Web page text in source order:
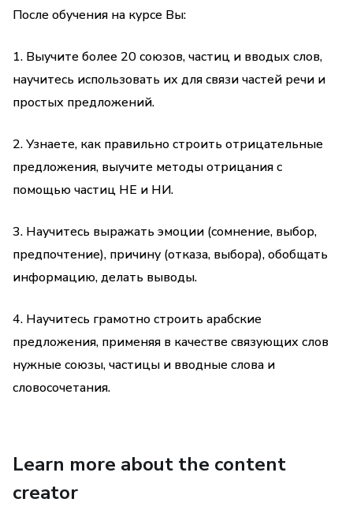
ТОЛЬКО…КАК; КАК ТОЛЬКО.
6-й урок посвящен противительным и
уступительным союзам: НО; ХОТЯ; НО ТОЛЬКО;
НЕСМОТРЯ НА.
Противительные союзы соединяют между собой
однородные члены предложения и равноправные
части в сложносочиненном предложении. Они
служат для сопоставления или противопоставления
одного слова или предложения другому.
Уступительные союзы используются в
уступки и служат для выражения уступки, допущения
чего-нибудь.
Урок 7. Вводные слова и словосочетания.
счастью", "к сожалению" и др., можно выразить свое
отношение к высказываемой мысли.
После обучения на курсе Вы:
1. Выучите более 20 союзов, частиц и вводых слов,
научитесь использовать их для связи частей речи и
простых предложений.
2. Узнаете, как правильно строить отрицательные
предложения, выучите методы отрицания с
помощью частиц НЕ и НИ.
3. Научитесь выражать эмоции (сомнение, выбор,
предпочтение), причину (отказа, выбора), обобщать
информацию, делать выводы.
4. Научитесь грамотно строить арабские
предложения, применяя в качестве связующих слов
нужные союзы, частицы и вводные слова и
словосочетания.
Learn more about the content
creator